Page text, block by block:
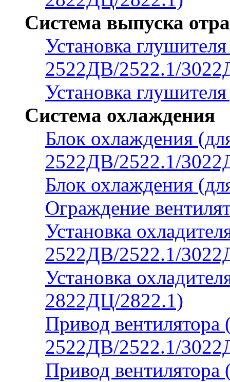
Система выпуска
Установка
2522ДВ/2522.1/
Установка
Система охлаждения
Блок охлаждения
2522ДВ/2522.1/
Блок охлаждения
Ограждение
Установка
2522ДВ/2522.1/
Установка
2822ДЦ/2822.1)
Привод вентилятора
2522ДВ/2522.1/
Привод